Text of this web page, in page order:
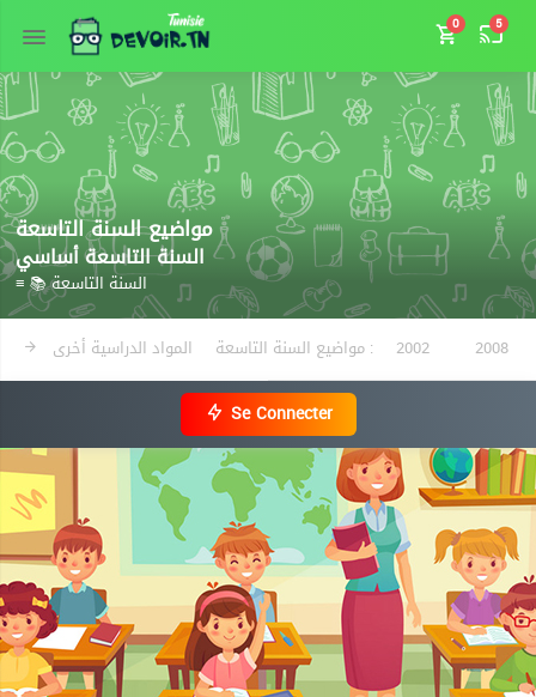
0 5
مواضيع السنة التاسعة
السنة التاسعة أساسي
≡ 📚 السنة التاسعة
المواد الدراسية أخرى مواضيع السنة التاسعة : 2002 2008
Se Connecter